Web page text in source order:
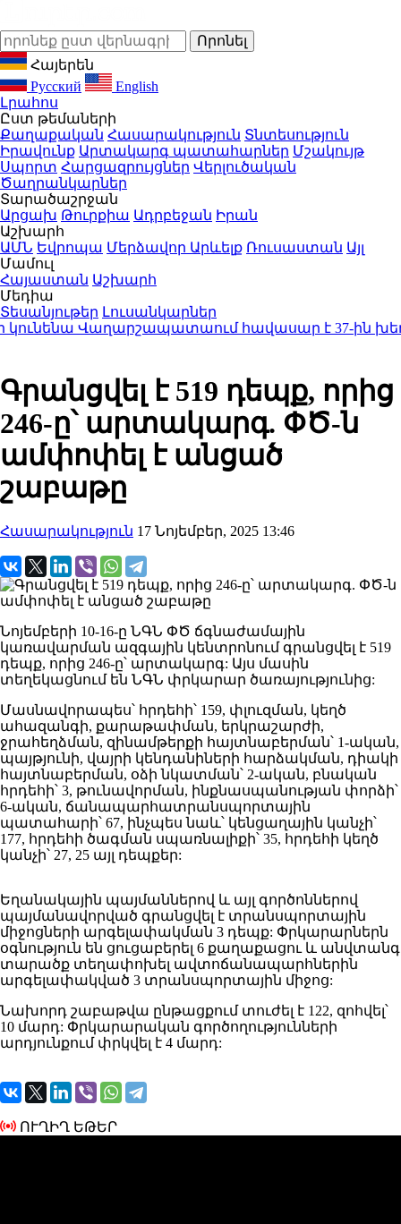
Հայերեն
Русский
English
Լրահոս
Ըստ թեմաների
Քաղաքական Հասարակություն Տնտեսություն
Իրավունք Արտակարգ պատահարներ Մշակույթ
Սպորտ Հարցազրույցներ Վերլուծական
Ծաղրանկարներ
Տարածաշրջան
Արցախ Թուրքիա Ադրբեջան Իրան
Աշխարհ
ԱՄՆ Եվրոպա Մերձավոր Արևելք Ռուսաստան Այլ
Մամուլ
Հայաստան Աշխարհ
Մեդիա
Տեսանյութեր Լուսանկարներ
Վաղարշապատաում հավասար է 37-ին
Գրանցվել է 519 դեպք, որից
246-ը՝ արտակարգ. ՓԾ-ն
ամփոփել է անցած
շաբաթը
Հասարակություն 17 Նոյեմբեր, 2025 13:46
Նոյեմբերի 10-16-ը ՆԳՆ ՓԾ ճգնաժամային
կառավարման ազգային կենտրոնում գրանցվել է 519
դեպք, որից 246-ը՝ արտակարգ: Այս մասին
տեղեկացնում են ՆԳՆ փրկարար ծառայությունից:
Մասնավորապես՝ հրդեհի՝ 159, փլուզման, կեղծ
ահազանգի, քարաթափման, երկրաշարժի,
ջրահեղձման, զինամթերքի հայտնաբերման՝ 1-ական,
պայթյունի, վայրի կենդանիների հարձակման, դիակի
հայտնաբերման, օձի նկատման՝ 2-ական, բնական
հրդեհի՝ 3, թունավորման, ինքնասպանության փորձի՝
6-ական, ճանապարհատրանսպորտային
պատահարի՝ 67, ինչպես նաև՝ կենցաղային կանչի՝
177, հրդեհի ծագման սպառնալիքի՝ 35, հրդեհի կեղծ
կանչի՝ 27, 25 այլ դեպքեր:
Եղանակային պայմաններով և այլ գործոններով
պայմանավորված գրանցվել է տրանսպորտային
միջոցների արգելափակման 3 դեպք: Փրկարարներն
օգնություն են ցուցաբերել 6 քաղաքացու և անվտանգ
տարածք տեղափոխել ավտոճանապարհներին
արգելափակված 3 տրանսպորտային միջոց:
Նախորդ շաբաթվա ընթացքում տուժել է 122, զոհվել՝
10 մարդ: Փրկարարական գործողությունների
արդյունքում փրկվել է 4 մարդ:
ՈՒՂԻՂ ԵԹԵՐ